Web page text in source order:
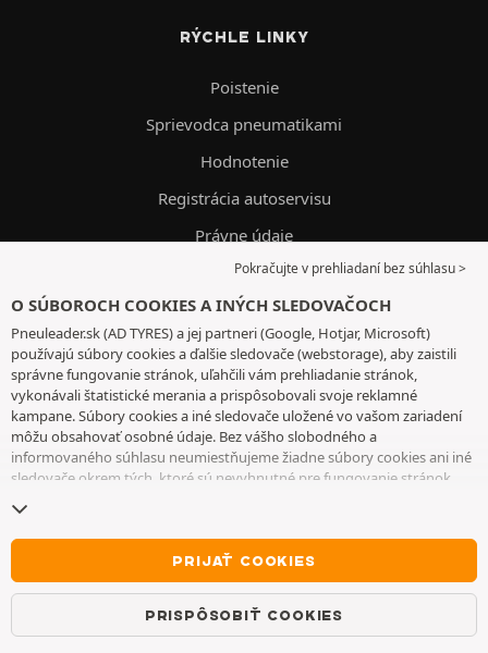
RÝCHLE LINKY
Poistenie
Sprievodca pneumatikami
Hodnotenie
Registrácia autoservisu
Právne údaje
VOP
Krajiny
Dôvernosť informácií
Cookies
INFORMÁCIE
Plechové disky
Hliníkové disky
Snehové reťaze
Pokračujte v prehliadaní bez súhlasu >
O SÚBOROCH COOKIES A INÝCH SLEDOVAČOCH
Pneuleader.sk (AD TYRES) a jej partneri (Google, Hotjar, Microsoft)
používajú súbory cookies a ďalšie sledovače (webstorage), aby zaistili
správne fungovanie stránok, uľahčili vám prehliadanie stránok,
vykonávali štatistické merania a prispôsobovali svoje reklamné
kampane. Súbory cookies a iné sledovače uložené vo vašom zariadení
môžu obsahovať osobné údaje. Bez vášho slobodného a
informovaného súhlasu neumiestňujeme žiadne súbory cookies ani iné
sledovače okrem tých, ktoré sú nevyhnutné pre fungovanie stránok.
odvolať tak, že prejdete na
rozhodnúť pokračovať v prehliadaní bez súhlasu s ukladaním súborov
cookies alebo iných sledovačov. Ich odmietnutie nebráni prístupu k
službám. Ak chcete získať ďalšie informácie, pozrite sistránku so
súbormi cookies a ďalšími sledovačmi
PRIJAŤ COOKIES
PRISPÔSOBIŤ COOKIES